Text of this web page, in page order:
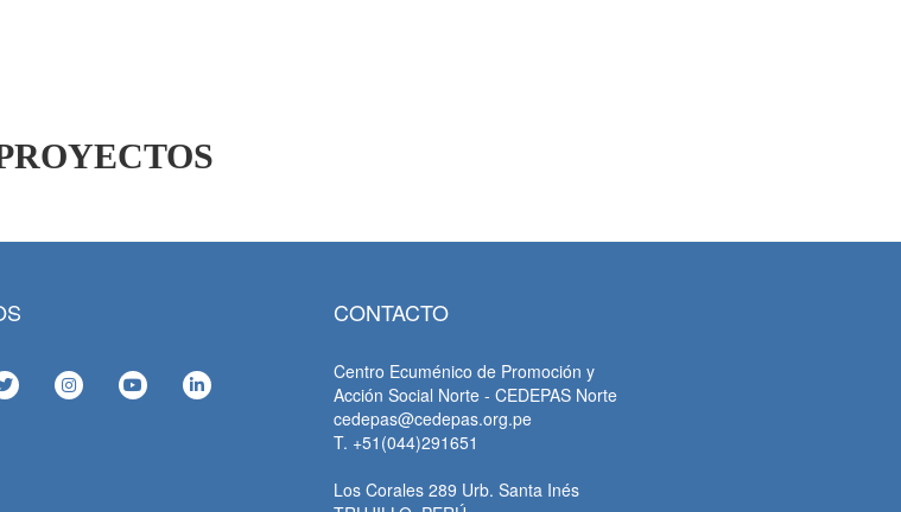
CONTACTO
Centro Ecuménico de Promoción y
Acción Social Norte - CEDEPAS Norte
cedepas@cedepas.org.pe
T. +51(044)291651
Los Corales 289 Urb. Santa Inés